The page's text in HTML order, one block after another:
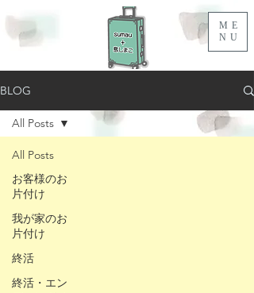
ME
NU
BLOG
All Posts
お客様のお
片付け
我が家のお
片付け
終活
終活・エン
All Posts